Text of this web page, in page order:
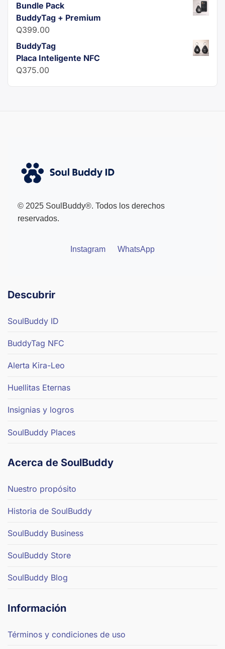
Bundle Pack
BuddyTag + Premium
Q399.00
BuddyTag
Placa Inteligente NFC
Q375.00
© 2025 SoulBuddy®. Todos los derechos
reservados.
Instagram WhatsApp
Descubrir
SoulBuddy ID
BuddyTag NFC
Alerta Kira-Leo
Huellitas Eternas
Insignias y logros
SoulBuddy Places
Acerca de SoulBuddy
Nuestro propósito
Historia de SoulBuddy
SoulBuddy Business
SoulBuddy Store
SoulBuddy Blog
Información
Términos y condiciones de uso